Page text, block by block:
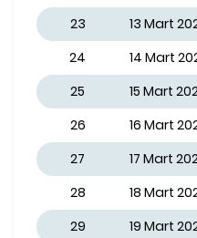
23
13 Mart
24
14 Mart
25
15 Mart
26
16 Mart
27
17 Mart
28
18 Mart
29
19 Mart